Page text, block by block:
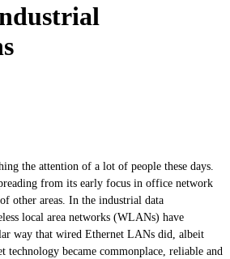
the attention of a lot of people these days.
from its early focus in office network
other areas. In the industrial data
local area networks (WLANs) have
way that wired Ethernet LANs did, albeit
technology became commonplace, reliable and